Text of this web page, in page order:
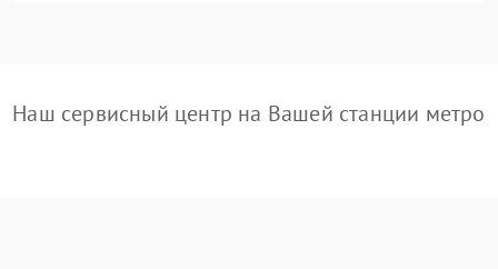
Наш сервисный центр на Вашей станции метро